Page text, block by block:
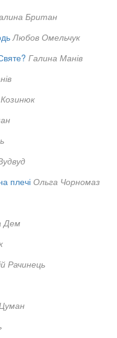
Британ
Любов Омельчук
Галина Манів
плечі Ольга Чорномаз
Дем
Рачинець